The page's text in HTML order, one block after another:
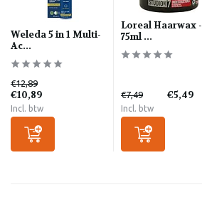
Weleda 5 in 1 Multi-
Ac...
€12,89
€10,89
Incl. btw
Loreal Haarwax -
75ml ...
€7,49 €5,49
Incl. btw